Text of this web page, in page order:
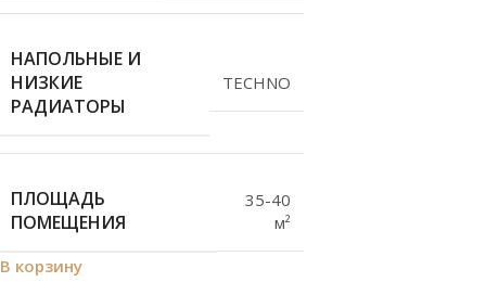
НАПОЛЬНЫЕ И
НИЗКИЕ
РАДИАТОРЫ
TECHNO
ПЛОЩАДЬ
ПОМЕЩЕНИЯ
35-40
м²
В корзину